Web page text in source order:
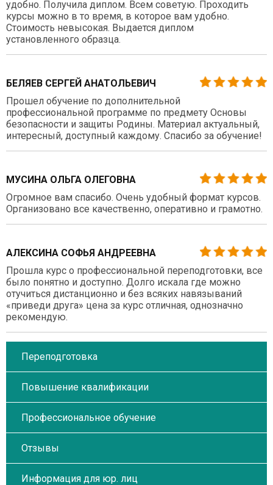
удобно. Получила диплом. Всем советую. Проходить
курсы можно в то время, в которое вам удобно.
Стоимость невысокая. Выдается диплом
установленного образца.
БЕЛЯЕВ СЕРГЕЙ АНАТОЛЬЕВИЧ
Прошел обучение по дополнительной
профессиональной программе по предмету Основы
безопасности и защиты Родины. Материал актуальный,
интересный, доступный каждому. Спасибо за обучение!
МУСИНА ОЛЬГА ОЛЕГОВНА
Огромное вам спасибо. Очень удобный формат курсов.
Организовано все качественно, оперативно и грамотно.
АЛЕКСИНА СОФЬЯ АНДРЕЕВНА
Прошла курс о профессиональной переподготовки, все
было понятно и доступно. Долго искала где можно
отучиться дистанционно и без всяких навязываний
«приведи друга» цена за курс отличная, однозначно
рекомендую.
Переподготовка
Повышение квалификации
Профессиональное обучение
Отзывы
Информация для юр. лиц